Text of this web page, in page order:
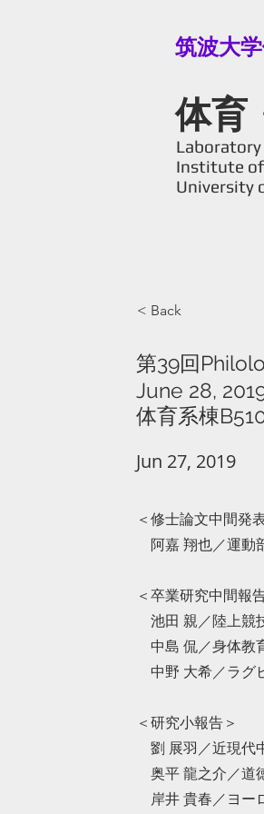
筑波大
体育
Laboratory
Institute of
University
< Back
第39回
June 28,
体育系棟
Jun 27, 2019
＜修士論文中間発
阿嘉 翔也／運動
＜卒業研究中間報
池田 親／陸上競
中島 侃／身体教
中野 大希／ラグ
＜研究小報告＞
劉 展羽／近現代
奥平 龍之介／道
岸井 貴春／ヨー